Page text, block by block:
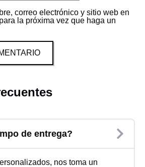
correo electrónico y sitio web en
la próxima vez que haga un
de entrega?
nos toma un